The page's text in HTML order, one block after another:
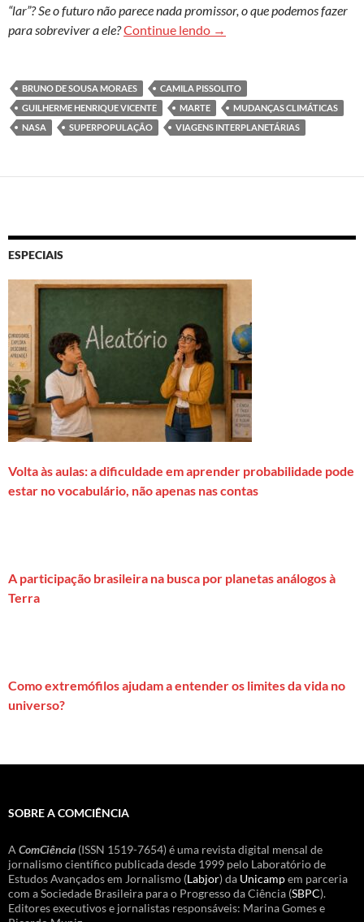
“lar”? Se o futuro não parece nada promissor, o que podemos fazer
para sobreviver a ele?Continue lendo Pensando o amanhã: as
→
BRUNO DE SOUSA MORAES
CAMILA PISSOLITO
GUILHERME HENRIQUE VICENTE
MARTE
MUDANÇAS CLIMÁTICAS
NASA
SUPERPOPULAÇÃO VIAGENS INTERPLANETÁRIAS
ESPECIAIS
Volta às aulas: a dificuldade em aprender probabilidade pode
estar no vocabulário, não apenas nas contas
A participação brasileira na busca por planetas análogos à
Terra
Como extremófilos ajudam a entender os limites da vida no
universo?
SOBRE A COMCIÊNCIA
A ComCiência (ISSN 1519-7654) é uma revista digital mensal de
jornalismo científico publicada desde 1999 pelo Laboratório de
Estudos Avançados em Jornalismo (Labjor) da Unicampem parceria
com a Sociedade Brasileira para o Progresso da Ciência (SBPC).
Editores executivos e jornalistas responsáveis: Marina Gomes e